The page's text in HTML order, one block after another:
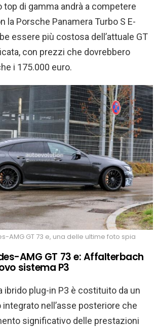
top di gamma andrà a competere
la Porsche Panamera Turbo S E-
essere più costosa dell’attuale GT
con prezzi che dovrebbero
i 175.000 euro.
AMG GT 73 e, una delle ultime foto spia
AMG GT 73 e: Affalterbach
sistema P3
ibrido plug-in P3 è costituito da un
nell’asse posteriore che
significativo delle prestazioni